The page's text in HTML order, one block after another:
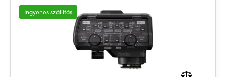
Ingyenes szállítás